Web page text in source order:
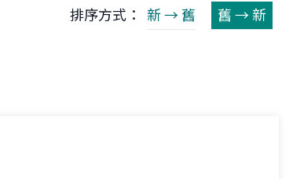
排序方式： 新 → 舊 舊 → 新